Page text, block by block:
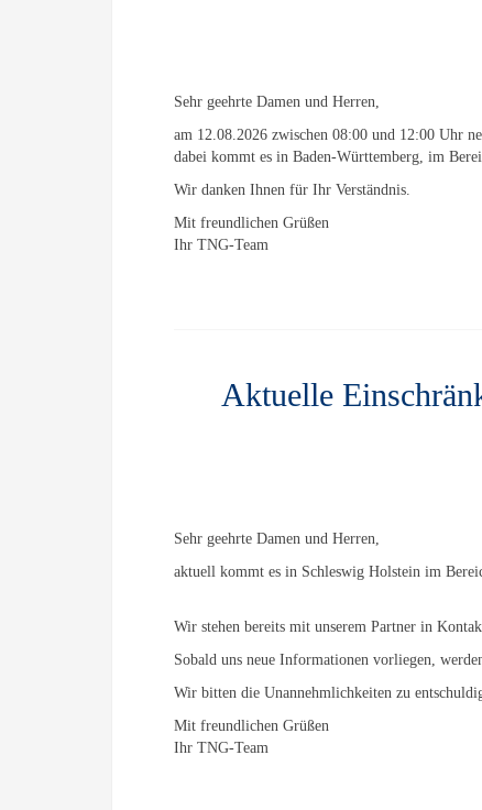
Sehr geehrte Damen und Herren,
am 12.08.2026 zwischen 08:00 und 12:00 Uhr
dabei kommt es in Baden-Württemberg, im
Wir danken Ihnen für Ihr Verständnis.
Mit freundlichen Grüßen
Ihr TNG-Team
Aktuelle
Sehr geehrte Damen und Herren,
aktuell kommt es in Schleswig Holstein im
Wir stehen bereits mit unserem Partner in
Sobald uns neue Informationen vorliegen,
Wir bitten die Unannehmlichkeiten zu
Mit freundlichen Grüßen
Ihr TNG-Team